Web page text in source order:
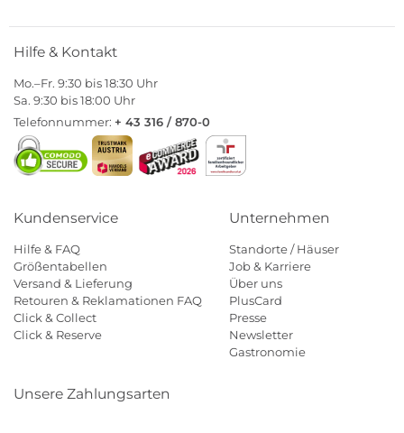
Hilfe & Kontakt
Mo.–Fr. 9:30 bis 18:30 Uhr
Sa. 9:30 bis 18:00 Uhr
Telefonnummer: + 43 316 / 870-0
Kundenservice
Hilfe & FAQ
Größentabellen
Versand & Lieferung
Retouren & Reklamationen FAQ
Click & Collect
Click & Reserve
Unternehmen
Standorte / Häuser
Job & Karriere
Über uns
PlusCard
Presse
Newsletter
Gastronomie
Unsere Zahlungsarten